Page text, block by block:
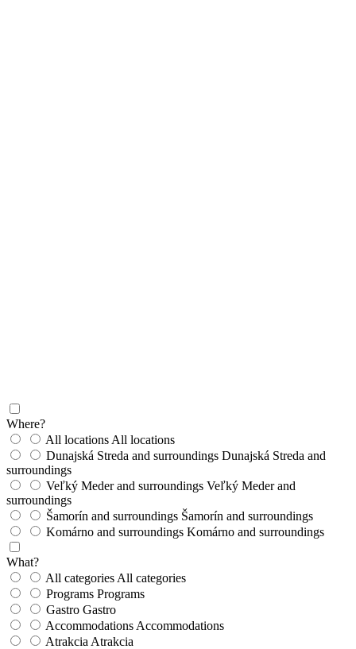
Where?
All locations All locations
Dunajská Streda and surroundings Dunajská Streda and
surroundings
Veľký Meder and surroundings Veľký Meder and
surroundings
Šamorín and surroundings Šamorín and surroundings
Komárno and surroundings Komárno and surroundings
What?
All categories All categories
Programs Programs
Gastro Gastro
Accommodations Accommodations
Atrakcia Atrakcia